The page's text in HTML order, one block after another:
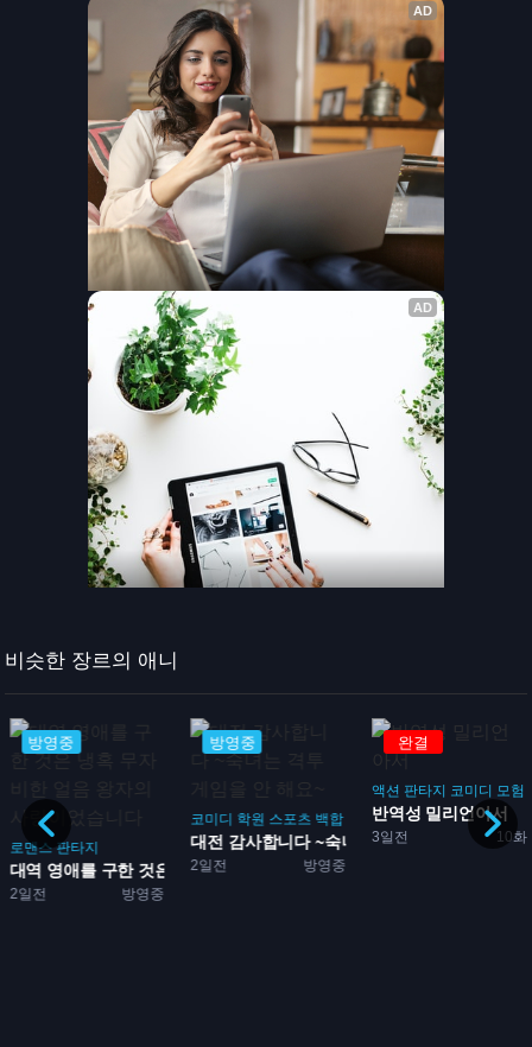
비슷한 장르의 애니
방영중
로맨스 판타지
2일전 방영중
대역 영애를 구한 것은 냉혹...
방영중
코미디 학원 스포츠 백합
2일전 방영중
대전 감사합니다 ~숙녀는 격...
완결
액션 판타지 코미디 모험
3일전 10화
반역성 밀리언아서